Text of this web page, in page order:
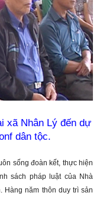
xã Nhân Lý đến dự
dân tộc.
sống đoàn kết, thực hiện
sách pháp luật của Nhà
năm thôn duy trì sản